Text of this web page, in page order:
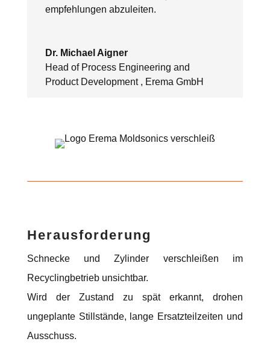
empfehlungen abzuleiten.
Dr. Michael Aigner
Head of Process Engineering and
Product Development , Erema GmbH
Herausforderung
Schnecke und Zylinder verschleißen im
Recyclingbetrieb unsichtbar.
Wird der Zustand zu spät erkannt, drohen
ungeplante Stillstände, lange Ersatzteilzeiten und
Ausschuss.